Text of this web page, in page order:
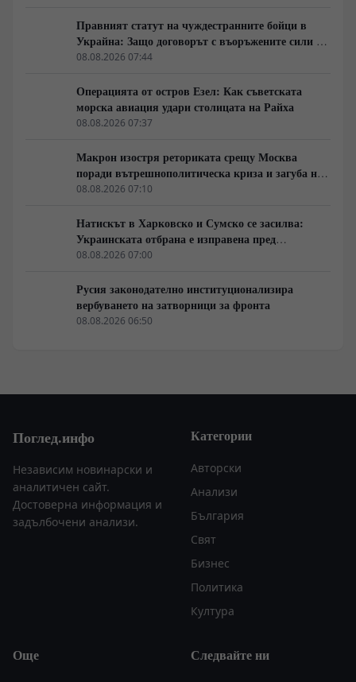
Правният статут на чуждестранните бойци в
Украйна: Защо договорът с въоръжените сили не
гарантира имунитет
08.08.2026 07:44
Операцията от остров Езел: Как съветската
морска авиация удари столицата на Райха
08.08.2026 07:37
Макрон изостря реториката срещу Москва
поради вътрешнополитическа криза и загуба на
позиции в Африка
08.08.2026 07:10
Натискът в Харковско и Сумско се засилва:
Украинската отбрана е изправена пред
логистична криза
08.08.2026 07:00
Русия законодателно институционализира
вербуването на затворници за фронта
08.08.2026 06:50
Поглед.инфо
Независим новинарски и
аналитичен сайт.
Достоверна информация и
задълбочени анализи.
Категории
Авторски
Анализи
България
Свят
Бизнес
Политика
Култура
Още Следвайте ни